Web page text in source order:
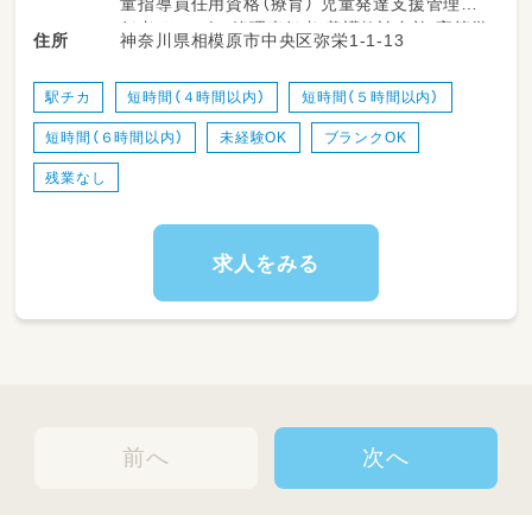
あいさつ！
★宿題のサポートや苦手科目をやさしく教えて
☆本やタブレットを使った調べ学習・グループ
ワークのサポート☆彡
★おやつタイムの見守りや楽しく安全に過ごす
☆安全な送迎時の添乗サポート（運転できる方
は運転業務も歓迎♪）
任者 サービス管理責任者 養護教諭免許 高等学
校教諭普通免許 中学校教諭普通免許 小学校教
諭普通免許 社会福祉士
住所 神奈川県相模原市中央区弥栄1-1-13
駅チカ 短時間（４時間以内） 短時間（５時間以内）
短時間（６時間以内） 未経験OK ブランクOK
残業なし
求人をみる
前へ 次へ